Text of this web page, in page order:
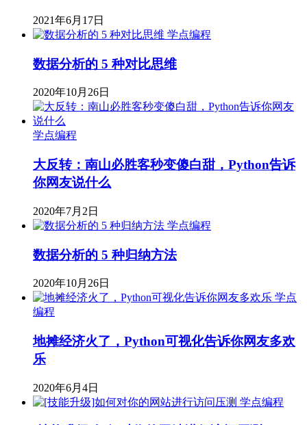
2021年6月17日
学点编程
数据分析的 5 种对比思维
2020年10月26日
学点编程
大反转：南山必胜客秒变傻白甜，Python告诉
你网友说什么
2020年7月2日
学点编程
数据分析的 5 种归纳方法
2020年10月26日
学点
编程
地摊经济火了，Python可视化告诉你网友多欢
乐
2020年6月4日
学点编程